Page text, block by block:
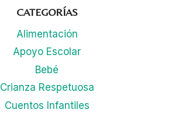
CATEGORÍAS
Alimentación
Apoyo Escolar
Bebé
Crianza Respetuosa
Cuentos Infantiles